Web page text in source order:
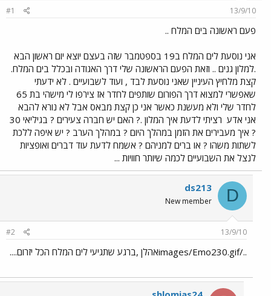
ו
ש
א
ר
13/9/10
#1
פעם ראשונה בים המלח ..
אני נוסעת לים המלח ב19 בספטמבר שזה בעצם יוצא יום ראשון הבא
.למלון גנים .. וזאת הפעם הראשונה שלי דרך האגודה ובכלל בים המלח.
קצת מלחיץ העיניין שאני נוסעת לבד , ועוד לשבועיים . לא ידעתי
שאפשרי למצוא דרך הפורום שותפים לחדר אז צירפו לי מישהי בת 65
לחדר שלי ולא מעשנת כאשר אני כן קצת מבאס אבל לא נורא להבא
אני אדע
רציתי לדעת איך המלון .? האם יש חברה צעירים ? בגיליאי 30
? איך מעבירים את הזמן במהלך היום ? במהלך הערב ? יש איפה ללכת
לשתות משהו ? או ברים למניהם ? אשמח לדעת עוד דברים ואופציות
לנצל את השבועיים לכמה שיותר חוויות ...
D
ds213
New member
13/9/10
#2
../images/Emo230.gifאהלן ,ברגע שתגיעי לים המלח הכל יזרום....